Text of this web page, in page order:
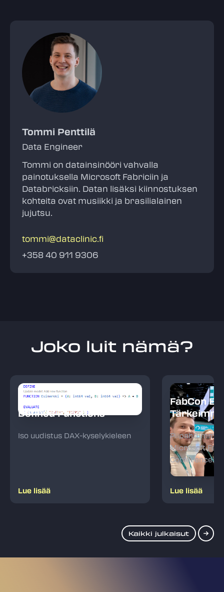
Tommi Penttilä
Data Engineer
Tommi on datainsinööri vahvalla
painotuksella Microsoft Fabriciin ja
Databricksiin. Datan lisäksi kiinnostuksen
kohteita ovat musiikki ja brasilialainen
jujutsu.
tommi@dataclinic.fi
+358 40 911 9306
Joko luit nämä?
Power BI: DAX User
Defined Functions
Iso uudistus DAX-kyselykieleen
Lue lisää
FabCon
Piipahdimme
Microsoft
Lue lisää
Kaikki julkaisut